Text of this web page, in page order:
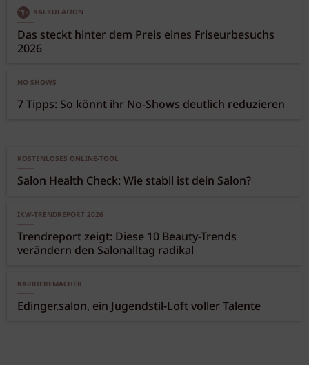
KALKULATION
Das steckt hinter dem Preis eines Friseurbesuchs
2026
NO-SHOWS
7 Tipps: So könnt ihr No-Shows deutlich reduzieren
KOSTENLOSES ONLINE-TOOL
Salon Health Check: Wie stabil ist dein Salon?
IKW-TRENDREPORT 2026
Trendreport zeigt: Diese 10 Beauty-Trends
verändern den Salonalltag radikal
KARRIEREMACHER
Edinger.salon, ein Jugendstil-Loft voller Talente